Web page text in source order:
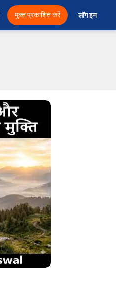
मुक्त प्रकाशित करें लॉग इन